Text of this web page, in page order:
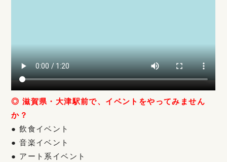
◎ 滋賀県・大津駅前で、イベントをやってみません
か？
● 飲食イベント
● 音楽イベント
● アート系イベント